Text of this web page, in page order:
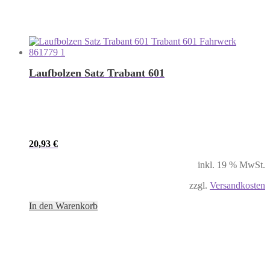
Laufbolzen Satz Trabant 601
20,93 €
inkl. 19 % MwSt.
zzgl. Versandkosten
In den Warenkorb